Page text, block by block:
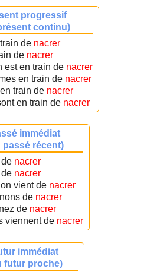
progressif
continu)
de nacrer
de nacrer
est en train de nacrer
en train de nacrer
train de nacrer
en train de nacrer
immédiat
passé récent)
nacrer
nacrer
vient de nacrer
de nacrer
de nacrer
viennent de nacrer
immédiat
futur proche)